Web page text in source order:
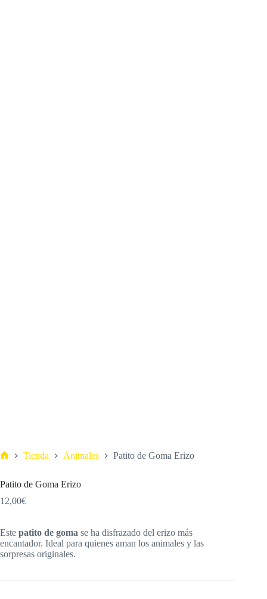
Tienda Animales Patito de Goma Erizo
Patito de Goma Erizo
12,00€
Este patito de goma se ha disfrazado del erizo más
encantador. Ideal para quienes aman los animales y las
sorpresas originales.